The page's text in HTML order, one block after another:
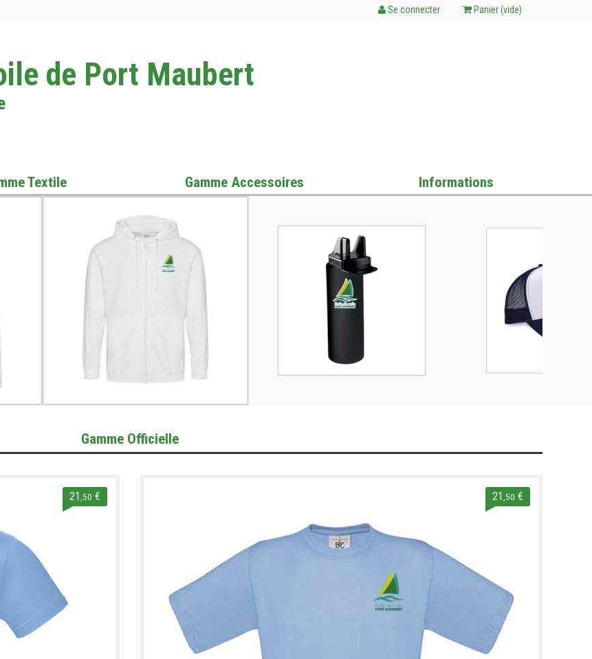
Se connecter Panier (vide)
de Port Maubert
Textile Gamme Accessoires Informations
Gamme Officielle
21 ,50 € 21 ,50 €